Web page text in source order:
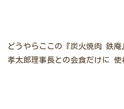
どうやらここの『炭火焼肉 鉄庵
孝太郎理事長との会食だけに 使